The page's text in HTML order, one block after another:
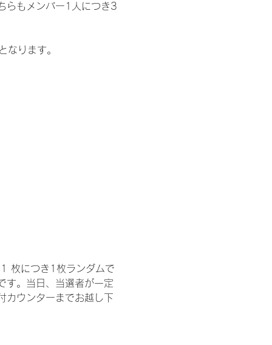
らもメンバー1人につき3
なります。
枚につき1枚ランダムで
す。当日、当選者が一定
カウンターまでお越し下